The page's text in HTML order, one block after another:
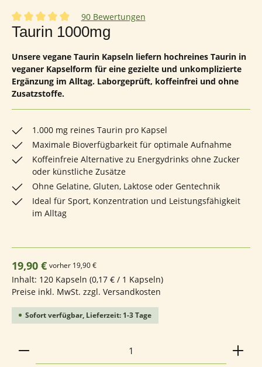
Durchschnittliche Bewertung von 4.94 von 5 Sternen
90 Bewertungen
Taurin 1000mg
Unsere vegane Taurin Kapseln liefern hochreines Taurin in
veganer Kapselform für eine gezielte und unkomplizierte
Ergänzung im Alltag. Laborgeprüft, koffeinfrei und ohne
Zusatzstoffe.
1.000 mg reines Taurin pro Kapsel
Maximale Bioverfügbarkeit für optimale Aufnahme
Koffeinfreie Alternative zu Energydrinks ohne Zucker
oder künstliche Zusätze
Ohne Gelatine, Gluten, Laktose oder Gentechnik
Ideal für Sport, Konzentration und Leistungsfähigkeit
im Alltag
Regulärer Preis:
19,90 € vorher 19,90 €
Inhalt: 120 Kapseln (0,17 € / 1 Kapseln)
Preise inkl. MwSt. zzgl. Versandkosten
Sofort verfügbar, Lieferzeit: 1-3 Tage
Produkt Anzahl: Gib den gewünschten Wert ein